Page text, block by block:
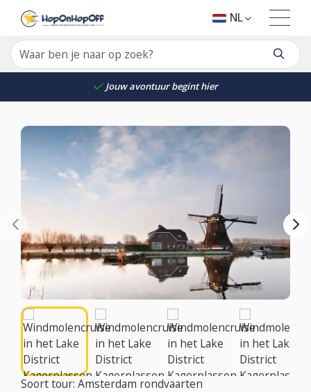
Jouw avontuur begint hier
NL
Soort tour: Amsterdam rondvaarten